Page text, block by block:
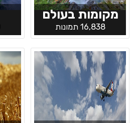
מקומות בעולם
16,838 תמונות